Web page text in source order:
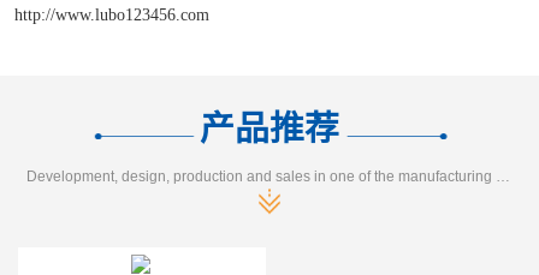
http://www.lubo123456.com
产品推荐